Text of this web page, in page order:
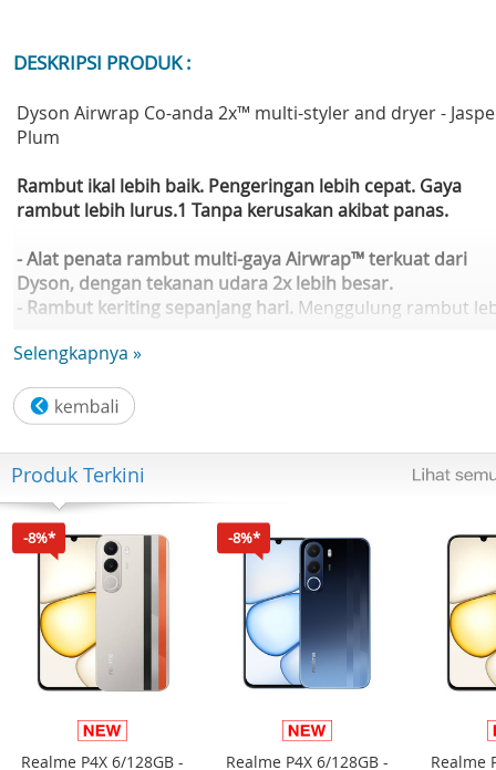
DESKRIPSI PRODUK :
Dyson Airwrap Co-anda 2x™ multi-styler and dryer -
Plum
Rambut ikal lebih baik. Pengeringan lebih cepat. Gaya
rambut lebih lurus.1 Tanpa kerusakan akibat panas.
- Alat penata rambut multi-gaya Airwrap™ terkuat dari
Dyson, dengan tekanan udara 2x lebih besar.
- Rambut keriting sepanjang hari. Menggulung rambut
mengatakan rambut menjadi bervolume dan
- Multi-styler kami yang mengeringkan rambut paling
Mengeringkan atau mengerikan rambut lebih cepat,
dengan performa penuh seperti pengering rambut.
- Attachment Airsmooth2x™ terbaru.
Alat finishing yang
sempurna untuk gaya ujung rambut yang lebih lurus.2
Lebih dari 84% mengatakan rambut menjadi halus dan
berkilau.
Rambut ikal lebih baik. Pengeringan lebih cepat. Gaya
rambut lebih lurus.¹
Tekanan udara 2x dengan motor Dyson Hyperdymium™
Untuk multi-styler Airwrap™ kami yang paling dahsyat.
Keserbagunaan 6-in-1
Mengeringkan, membuat ikal, membuat bergelombang,
Selengkapnya »
Produk Terkini
-8%*
Realme P4X 6/128GB -
-8%*
Realme P4X 6/128GB -
Realme